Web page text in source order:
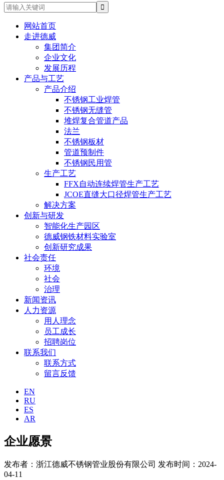
网站首页
走进德威
集团简介
企业文化
发展历程
产品与工艺
产品介绍
不锈钢工业焊管
不锈钢无缝管
堆焊复合管道产品
法兰
不锈钢板材
管道预制件
不锈钢民用管
生产工艺
FFX自动连续焊管生产工艺
JCOE直缝大口径焊管生产工艺
解决方案
创新与研发
智能化生产园区
德威钢铁材料实验室
创新研究成果
社会责任
环境
社会
治理
新闻资讯
人力资源
用人理念
员工成长
招聘岗位
联系我们
联系方式
留言反馈
EN
RU
ES
AR
企业愿景
发布者：浙江德威不锈钢管业股份有限公司 发布时间：2024-
04-11